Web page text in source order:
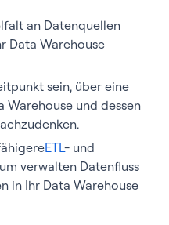
an Datenquellen
Data Warehouse
sein, über eine
Warehouse und dessen
ETL- und
verwalten Datenfluss
in Ihr Data Warehouse